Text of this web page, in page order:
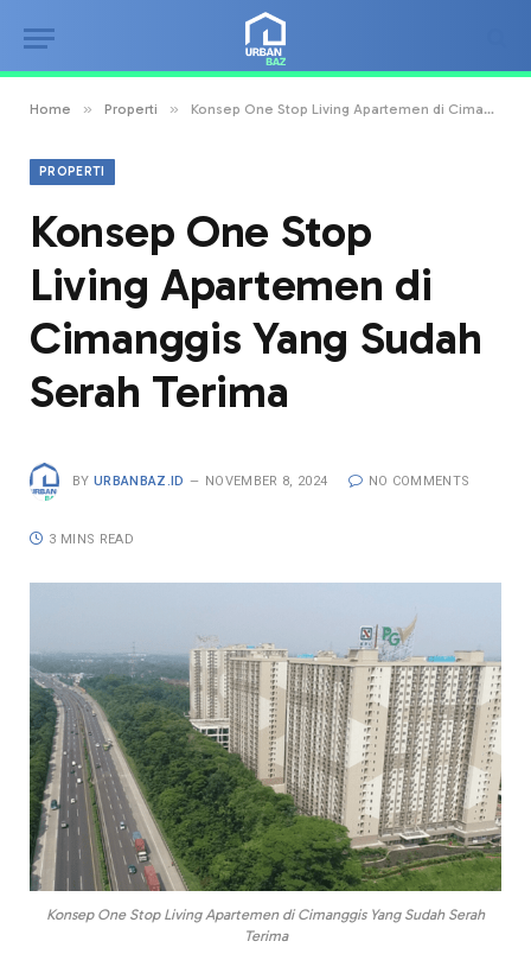
Home » Properti » Konsep One Stop Living Apartemen di Cimanggis Yang Sudah Serah Terima
PROPERTI
Konsep One Stop
Living Apartemen di
Cimanggis Yang Sudah
Serah Terima
BY URBANBAZ.ID NOVEMBER 8, 2024 NO COMMENTS
3 MINS READ
Konsep One Stop Living Apartemen di Cimanggis Yang Sudah Serah
Terima